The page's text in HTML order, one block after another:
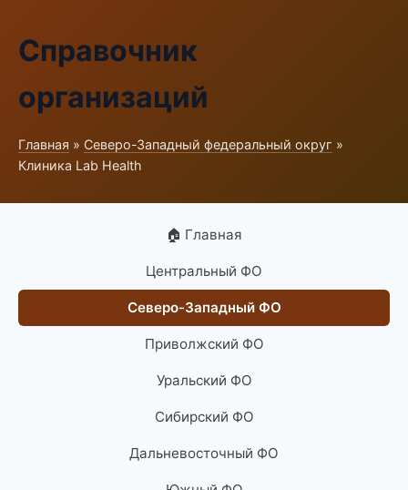
Справочник
организаций
Главная » Северо-Западный федеральный округ »
Клиника Lab Health
🏠 Главная
Центральный ФО
Северо-Западный ФО
Приволжский ФО
Уральский ФО
Сибирский ФО
Дальневосточный ФО